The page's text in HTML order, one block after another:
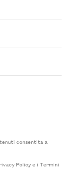
consentita a
Policye i Termini